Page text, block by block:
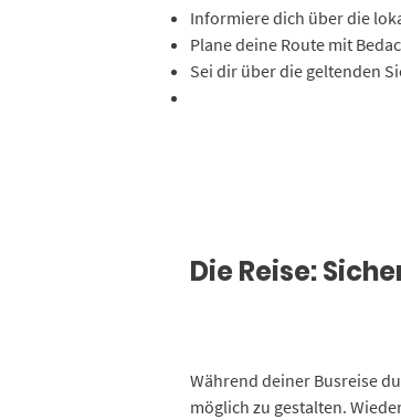
Informiere dich über die
Plane deine Route mit
Sei dir über die geltenden
Die Reise:
Während deiner Busreise
möglich zu gestalten.